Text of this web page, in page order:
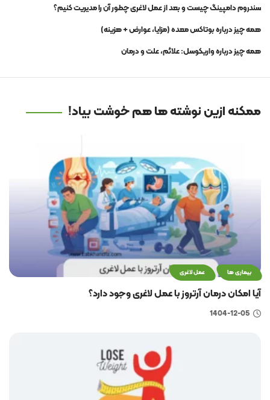
سندروم دامپینگ چیست و بعد از عمل لاغری چطور آن را مدیریت کنیم؟
همه چیز درباره بوتاکس معده (مزایا، عوارض + هزینه)
همه چیز درباره واریکوسل: علائم، علت و درمان
ممکنه ازین نوشته ها هم خوشت بیاد!
بیماری ها عمل لاغری
آیا امکان درمان آرتروز با عمل لاغری وجود دارد؟
1404-12-05